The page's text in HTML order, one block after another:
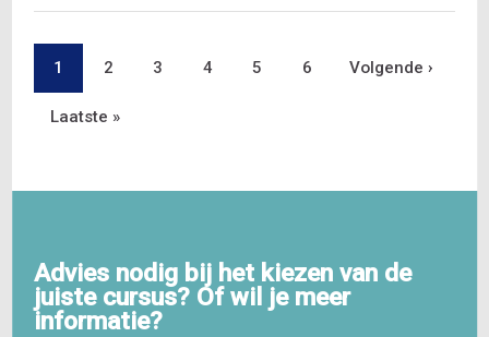
Paginering
Pagina
1 Pagina
2 Pagina
3 Pagina
4 Pagina
5 Pagina
6 Volgende
Volgende ›
Laatste
Laatste »
Advies nodig bij het kiezen van de
juiste cursus? Of wil je meer
informatie?